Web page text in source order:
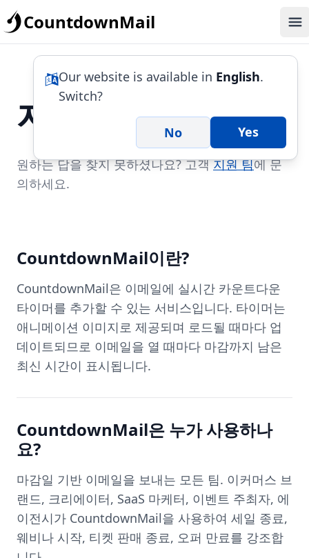
CountdownMail
Our website is available in English.
Switch?
No Yes
자주 묻는질문
원하는 답을 찾지 못하셨나요? 고객지원 팀에 문
의하세요.
CountdownMail이란?
CountdownMail은 이메일에 실시간 카운트다운
타이머를 추가할 수 있는 서비스입니다. 타이머는
애니메이션 이미지로 제공되며 로드될 때마다 업
데이트되므로 이메일을 열 때마다 마감까지 남은
최신 시간이 표시됩니다.
CountdownMail은 누가 사용하나
요?
마감일 기반 이메일을 보내는 모든 팀. 이커머스 브
랜드, 크리에이터, SaaS 마케터, 이벤트 주최자, 에
이전시가 CountdownMail을 사용하여 세일 종료,
웨비나 시작, 티켓 판매 종료, 오퍼 만료를 강조합